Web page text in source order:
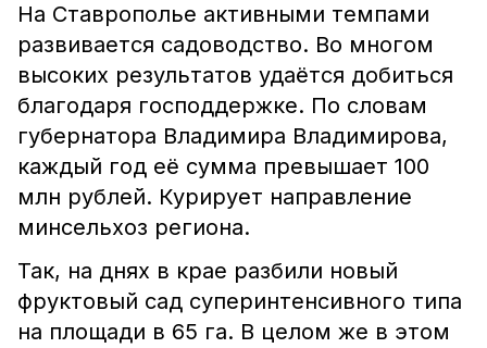
На Ставрополье активными темпами
развивается садоводство. Во многом
высоких результатов удаётся добиться
благодаря господдержке. По словам
губернатора Владимира Владимирова,
каждый год её сумма превышает 100
млн рублей. Курирует направление
минсельхоз региона.
Так, на днях в крае разбили новый
фруктовый сад суперинтенсивного типа
на площади в 65 га. В целом же в этом